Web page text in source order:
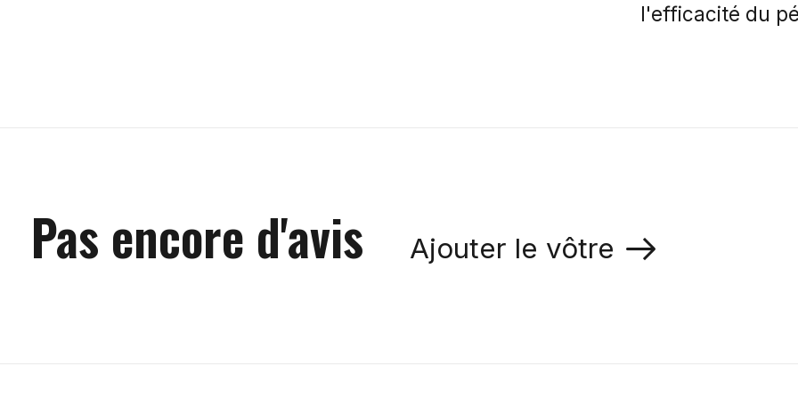
l'efficacité du
Pas encore d'avis Ajouter le vôtre